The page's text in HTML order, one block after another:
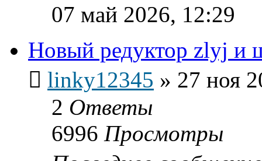
07 май 2026, 12:29
Новый редуктор zlyj и
linky12345 » 27 ноя
2 Ответы
6996 Просмотры